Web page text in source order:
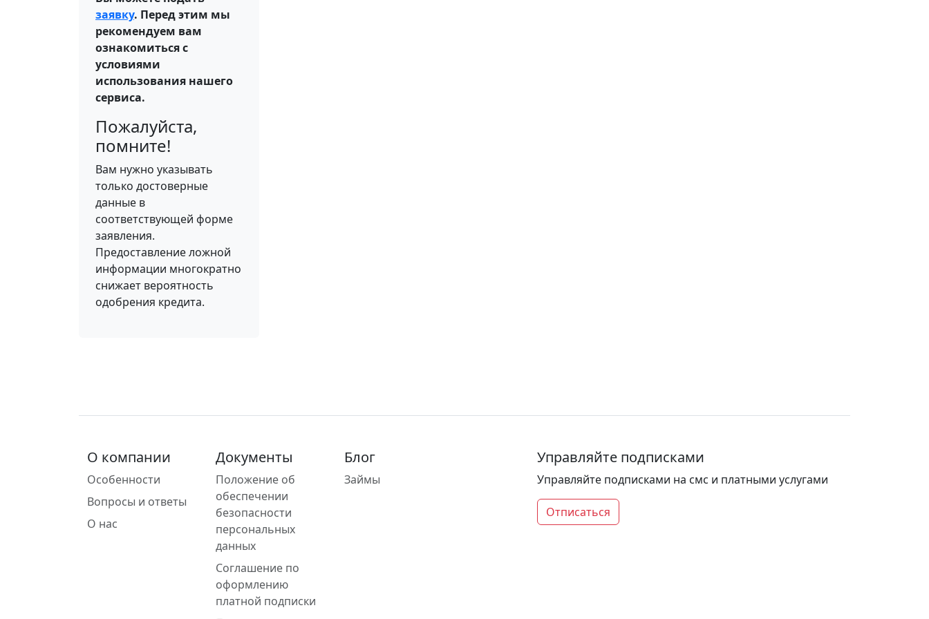
заявку. Перед этим мы
рекомендуем вам
ознакомиться с
условиями
использования нашего
сервиса.
Пожалуйста,
помните!
Вам нужно указывать
только достоверные
данные в
соответствующей форме
заявления.
Предоставление ложной
информации многократно
снижает вероятность
одобрения кредита.
О компании
Особенности
Вопросы и ответы
О нас
Документы
Положение об
обеспечении
безопасности
персональных
данных
Соглашение по
оформлению
платной подписки
Блог
Займы
Управляйте подписками
Управляйте подписками на смс и платными услугами
Отписаться